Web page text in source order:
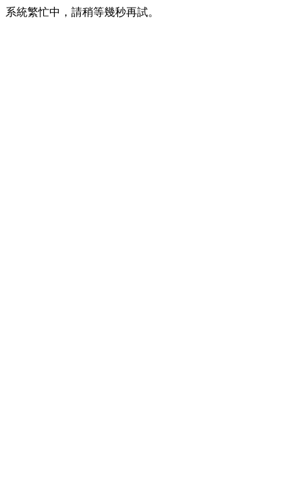
系統繁忙中，請稍等幾秒再試。